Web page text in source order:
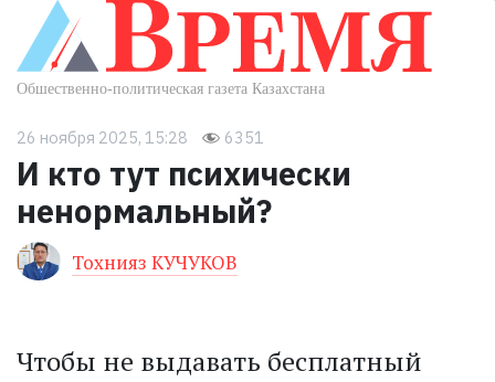
26 ноября 2025, 15:28 6351
И кто тут психически
ненормальный?
Тохнияз КУЧУКОВ
Чтобы не выдавать бесплатный